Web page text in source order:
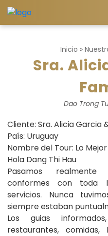
Inicio »
Sra.
Dao Trong
Cliente: Sra. Alicia Garcia
País: Uruguay
Nombre del Tour: Lo
Hola Dang Thi Hau
Pasamos realmente
conformes con toda
servicios. Nunca
siempre estaban
Los guias
restaurantes,